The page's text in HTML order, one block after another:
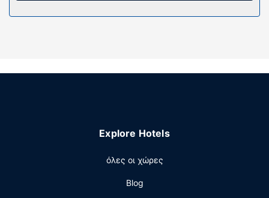
επιπλέον παροχές σε αυτό το ξενοδοχείο
Απολαύστε ένα καταπληκτικό γεύμα στο The Kendall
αυτό το κατάλυμα (The Kendall). Ξεδιψάστε με το
Explore Hotels
όλες οι χώρες
Blog